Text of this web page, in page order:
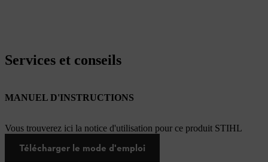
Services et conseils
MANUEL D'INSTRUCTIONS
Vous trouverez ici la notice d'utilisation pour ce produit STIHL
Télécharger le mode d'emploi